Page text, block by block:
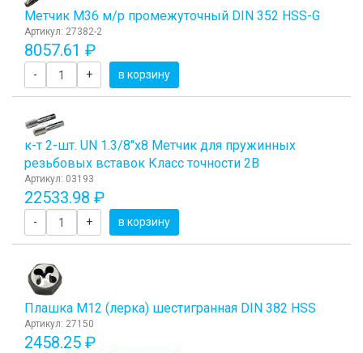
Метчик М36 м/р промежуточный DIN 352 HSS-G
Артикул: 27382-2
8057.61 ₽
- + в корзину
к-т 2-шт. UN 1.3/8"х8 Метчик для пружинных
резьбовых вставок Класс точности 2B
Артикул: 03193
22533.98 ₽
- + в корзину
Плашка М12 (лерка) шестигранная DIN 382 HSS
Артикул: 27150
2458.25 ₽